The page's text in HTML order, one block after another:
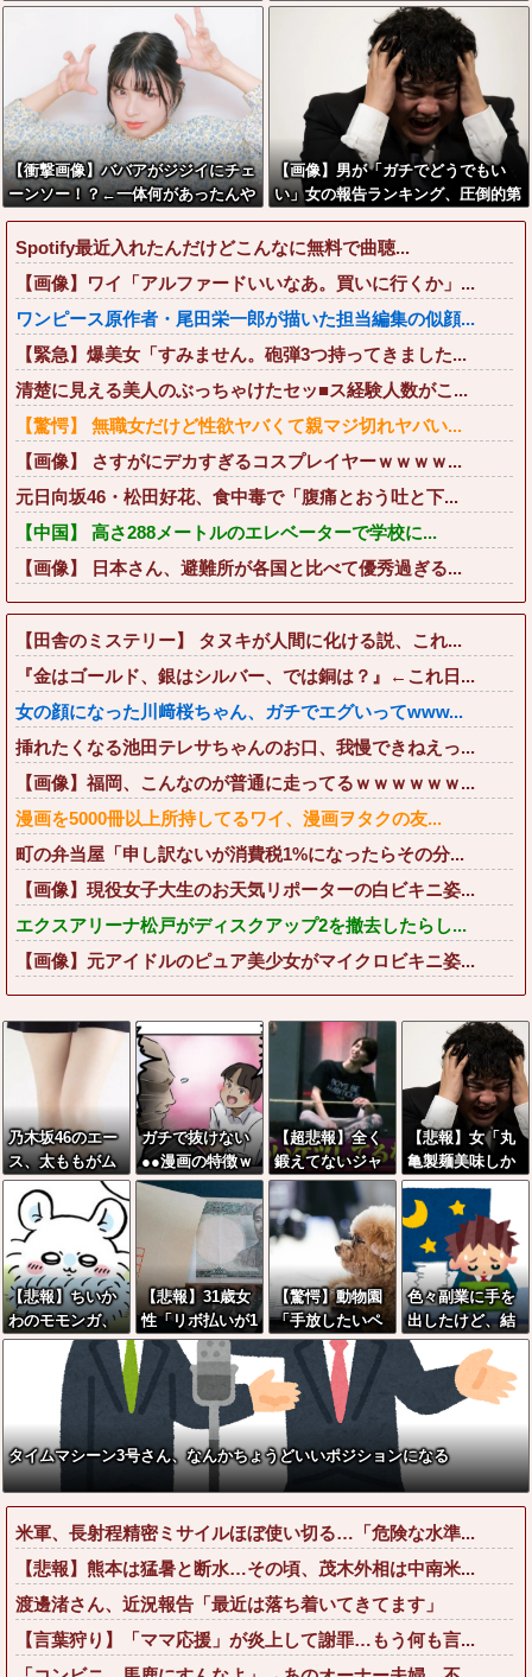
wwww
【衝撃画像】ババアがジジイにチェ
ーンソー！？←一体何があったんや
コレw w w w w w w w w
【画像】男が「ガチでどうでもい
い」女の報告ランキング、圧倒的第
１位と言えば『コレ』w w w w w w
w w w w
Spotify最近入れたんだけどこんなに無料で曲聴...
【画像】ワイ「アルファードいいなあ。買いに行くか」...
ワンピース原作者・尾田栄一郎が描いた担当編集の似顔...
【緊急】爆美女「すみません。砲弾3つ持ってきました...
清楚に見える美人のぶっちゃけたセッ■ス経験人数がこ...
【驚愕】 無職女だけど性欲ヤバくて親マジ切れヤバい...
【画像】 さすがにデカすぎるコスプレイヤーｗｗｗｗ...
元日向坂46・松田好花、食中毒で「腹痛とおう吐と下...
【中国】 高さ288メートルのエレベーターで学校に...
【画像】 日本さん、避難所が各国と比べて優秀過ぎる...
【田舎のミステリー】 タヌキが人間に化ける説、これ...
『金はゴールド、銀はシルバー、では銅は？』←これ日...
女の顔になった川﨑桜ちゃん、ガチでエグいってwww...
挿れたくなる池田テレサちゃんのお口、我慢できねえっ...
【画像】福岡、こんなのが普通に走ってるｗｗｗｗｗｗ...
漫画を5000冊以上所持してるワイ、漫画ヲタクの友...
町の弁当屋「申し訳ないが消費税1%になったらその分...
【画像】現役女子大生のお天気リポーターの白ビキニ姿...
エクスアリーナ松戸がディスクアップ2を撤去したらし...
【画像】元アイドルのピュア美少女がマイクロビキニ姿...
乃木坂46のエー
ス、太ももがム
ッチムチすぎて
「こう」なるww
ガチで抜けない
●●漫画の特徴ｗ
ｗｗｗｗｗｗｗ
ｗｗｗｗｗｗｗ
ｗｗｗｗｗｗｗ
【超悲報】全く
鍛えてないジャ
パニーズJKのケ
ツがこちらｗｗ
ｗｗｗｗｗ
【悲報】女「丸
亀製麺美味しか
ったね」俺「ま
た来ようよ」店
員「お会計2380
円になりまー
す」→その後
『こう』なった
んだが俺悪くな
いよ
な？？？？？？
【悲報】ちいか
わのモモンガ、
まもなく死ぬ模
【悲報】31歳女
性「リボ払いが1
0年たっても終わ
りません」←こ
れw w w w w w
w
【驚愕】動物園
「手放したいペ
ットは寄付し
て！餌にするか
ら！」←これっ
てどうなん？w
w w w w w w w
w w
色々副業に手を
出したけど、結
局残業するのが1
番稼げるな
タイムマシーン3号さん、なんかちょうどいいポジションになる
米軍、長射程精密ミサイルほぼ使い切る…「危険な水準...
【悲報】熊本は猛暑と断水…その頃、茂木外相は中南米...
渡邊渚さん、近況報告「最近は落ち着いてきてます」
【言葉狩り】「ママ応援」が炎上して謝罪…もう何も言...